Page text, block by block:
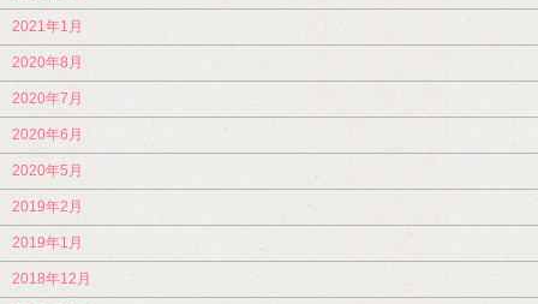
2021年1月
2020年8月
2020年7月
2020年6月
2020年5月
2019年2月
2019年1月
2018年12月